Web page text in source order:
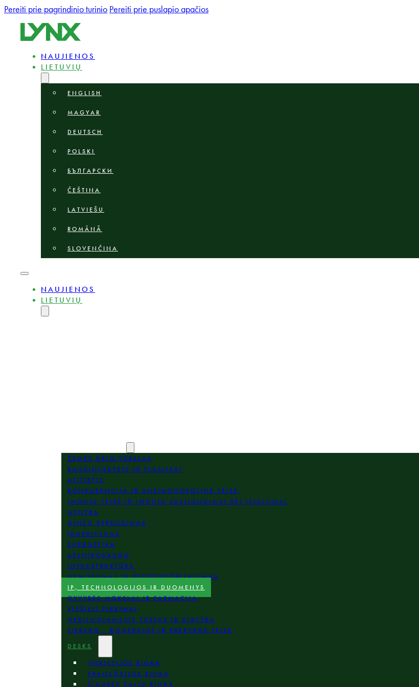
Pereiti prie pagrindinio turinio Pereiti prie puslapio apačios
NAUJIENOS
LIETUVIŲ
ENGLISH
MAGYAR
DEUTSCH
POLSKI
БЪЛГАРСКИ
ČEŠTINA
LATVIEŠU
ROMÂNĂ
SLOVENČINA
NAUJIENOS
LIETUVIŲ
ŽEMĖS ŪKIO VERSLAS
BANKININKYSTĖ IR FINANSAI
ATITIKTIS
KONKURENCIJA IR ANTIMONOPOLINĖ TEISĖ
ĮMONIŲ TEISĖ IR ĮMONIŲ SUSIJUNGIMAI BEI ĮSIGIJIMAI
GYNYBA
GINČŲ SPRENDIMAS
ĮDARBINIMAS
ENERGETIKA
APLINKOSAUGA
INFRASTRUKTŪRA
NEMOKUMAS IR RESTRUKTŪRIZAVIMAS
IP, TECHNOLOGIJOS IR DUOMENYS
GYVYBĖS MOKSLAI IR FARMACIJA
VIEŠIEJI PIRKIMAI
NEKILNOJAMASIS TURTAS IR STATYBA
TIEKIMO , KOMERCINĖ IR PREKYBOS TEISĖ
DESKS
VOKIETIJOS RINKA
PRANCŪZIJOS RINKA
ŠIAURĖS ŠALIŲ RINKA